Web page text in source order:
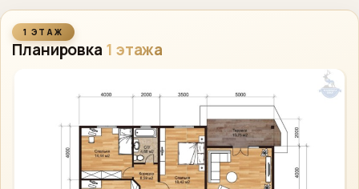
1 ЭТАЖ
Планировка 1 этажа